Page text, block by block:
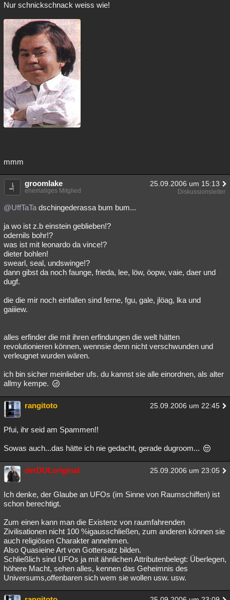
Nur schnickschnack weiss wie!
mmm
groomlake 25.09.2006 um 15:13
ehemaliges Mitglied Diskussionsleiter
@UffTaTa dschingederassa bum bum...
ja wo ist z.b einstein geblieben!?
odernils bohr!?
was ist mit leonardo da vince!?
dieter bohlen!
swearl, seal, undswinge!?
dann gibst da noch faunge, frieda, lee, löw, öopw, vaie, daer und
dugf.
die die mir noch einfallen sind ferne, fgu, gale, jlöag, lka und
gaiiiew.
alles erfinder die mit ihren erfindungen die welt hätten
revolutionieren können, wennsie denn nicht verschwunden und
verleugnet wurden wären.
ich bin sicher meinlieber ufs. du kannst sie alle einordnen, als alter
allmy kempe.
rangitoto 25.09.2006 um 22:45
Pfui, ihr seid am Spammen!!
Sowas auch...das hätte ich nie gedacht, gerade dugroom...
derDULoriginal 25.09.2006 um 23:05
Ich denke, der Glaube an UFOs (im Sinne von Raumschiffen) ist
schon berechtigt.
Zum einen kann man die Existenz von raumfahrenden
Zivilisationen nicht 100 %igausschließen, zum anderen können sie
auch religiösen Charakter annehmen.
Also Quasieine Art von Gottersatz bilden.
Schließlich sind UFOs ja mit ähnlichen Attributenbelegt: Überlegen,
höhere Macht, sehen alles, kennen das Geheimnis des
Universums,offenbaren sich wem sie wollen usw. usw.